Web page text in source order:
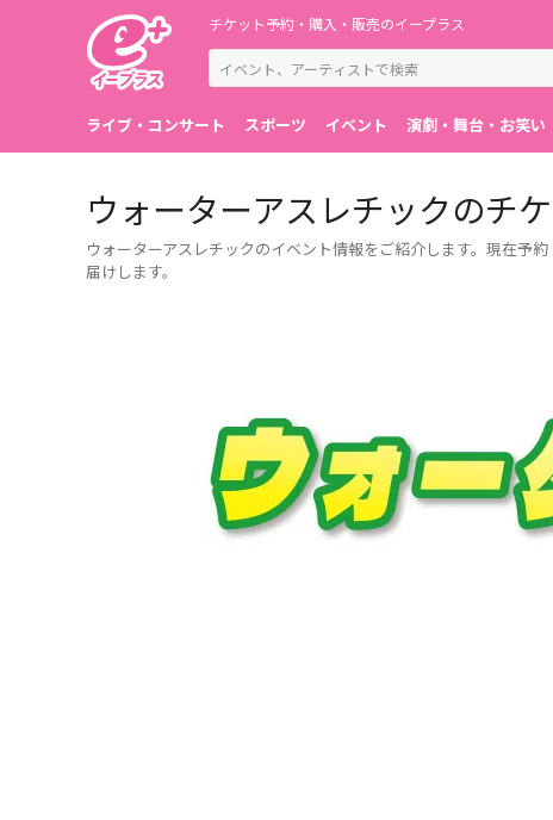
チケット予約・購入・販売のイープラス
ライブ・コンサート スポーツ イベント 演劇・舞台・お笑い
ウォーターアスレチックのチ
ウォーターアスレチックのイベント情報をご紹介します。現在予
届けします。